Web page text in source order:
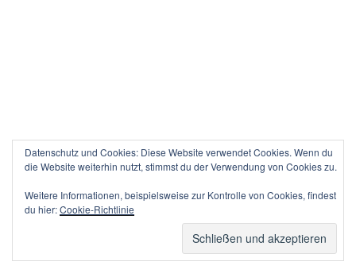
Datenschutz und Cookies: Diese Website verwendet Cookies. Wenn du
die Website weiterhin nutzt, stimmst du der Verwendung von Cookies zu.
Weitere Informationen, beispielsweise zur Kontrolle von Cookies, findest
du hier:Cookie-Richtlinie